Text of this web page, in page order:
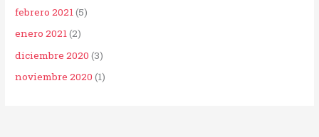
febrero 2021(5)
enero 2021(2)
diciembre 2020 (3)
noviembre 2020 (1)